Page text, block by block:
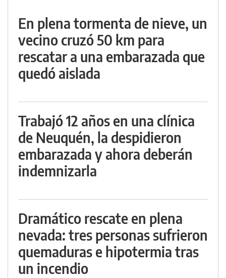
En plena tormenta de nieve, un
vecino cruzó 50 km para
rescatar a una embarazada que
quedó aislada
Trabajó 12 años en una clínica
de Neuquén, la despidieron
embarazada y ahora deberán
indemnizarla
Dramático rescate en plena
nevada: tres personas sufrieron
quemaduras e hipotermia tras
un incendio